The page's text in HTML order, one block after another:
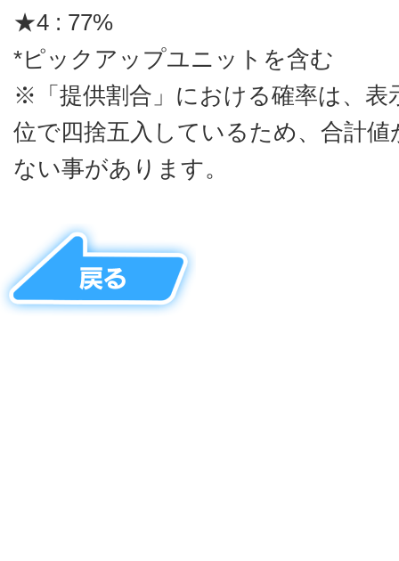
★4 : 77%
*ピックアップユニットを含む
※「提供割合」における確率は、表
位で四捨五入しているため、合計値
ない事があります。